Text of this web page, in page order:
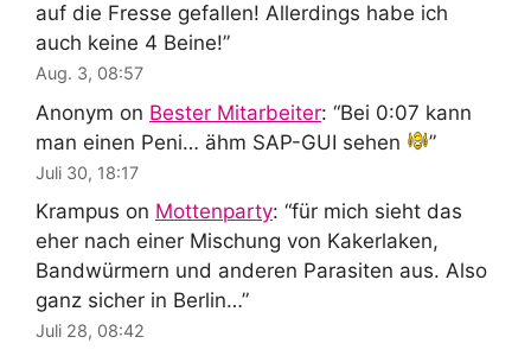
auf die Fresse gefallen! Allerdings habe ich
auch keine 4 Beine!”
Aug. 3, 08:57
Anonym on Bester Mitarbeiter: “Bei 0:07 kann
man einen Peni… ähm SAP-GUI sehen
”
Juli 30, 18:17
Krampus on Mottenparty: “für mich sieht das
eher nach einer Mischung von Kakerlaken,
Bandwürmern und anderen Parasiten aus. Also
ganz sicher in Berlin…”
Juli 28, 08:42